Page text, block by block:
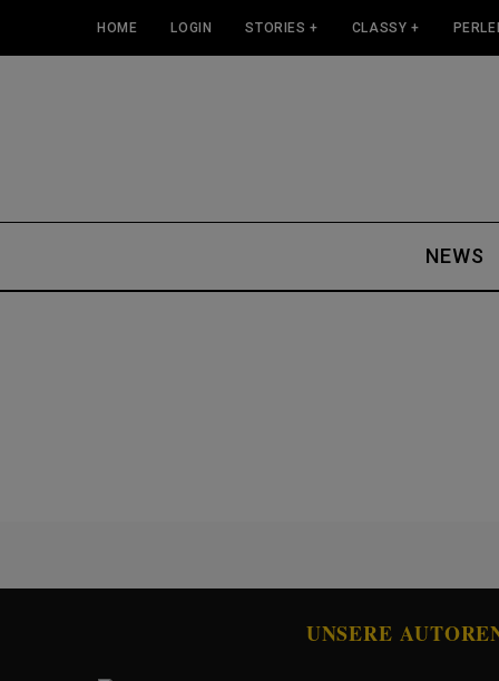
HOME LOGIN STORIES + CLASSY +
NEWS
UNSERE